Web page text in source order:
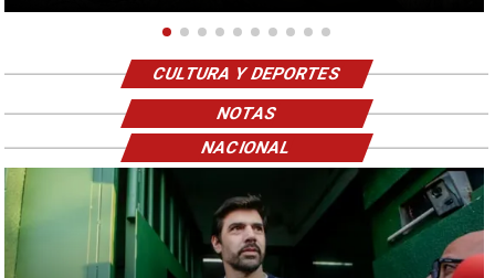
CULTURA Y DEPORTES
NOTAS
NACIONAL